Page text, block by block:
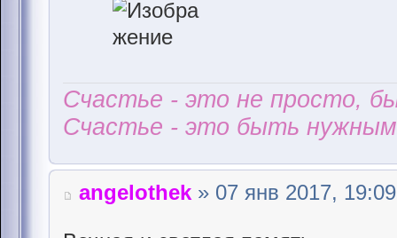
Счастье - это не просто,
Счастье - это быть
angelothek » 07 янв 2017, 19:09